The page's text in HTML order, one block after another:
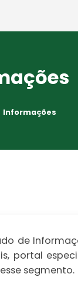
Informações
de
portal
segmento.